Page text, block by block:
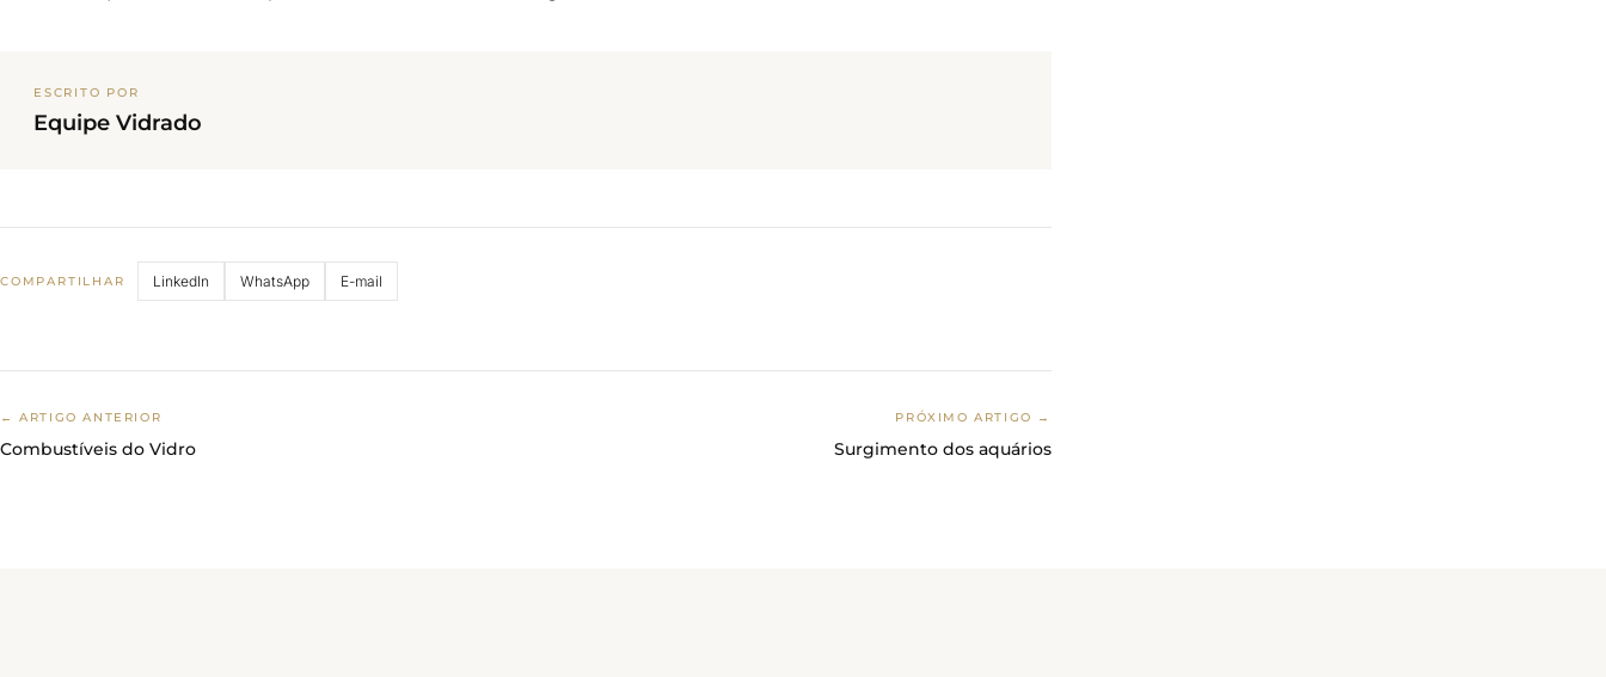
ESCRITO POR
Equipe Vidrado
COMPARTILHAR LinkedIn WhatsApp E-mail
← ARTIGO ANTERIOR
Combustíveis do Vidro
PRÓXIMO ARTIGO →
Surgimento dos aquários